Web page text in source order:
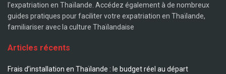
l'expatriation en Thaïlande. Accédez également à de nombreux
guides pratiques pour faciliter votre expatriation en Thaïlande,
familiariser avec la culture Thaïlandaise
Articles récents
Frais d’installation en Thaïlande : le budget réel au départ